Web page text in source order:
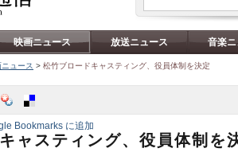
映画ニュース 放送ニュース 音楽
ュース > 松竹ブロードキャスティング、役員体制を決定
ャスティング、役員体制を